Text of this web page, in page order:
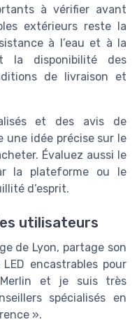
à vérifier avant
extérieurs reste la
à l’eau et à la
la disponibilité des
de livraison et
et des avis de
une idée précise sur le
Évaluez aussi le
la plateforme ou le
d’esprit.
utilisateurs
de Lyon, partage son
encastrables pour
et je suis très
spécialisés en
».